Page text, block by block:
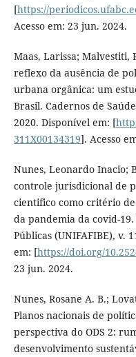
[https://
Acesso em: 23 jun. 2024.
Maas, Larissa; Malvestiti,
reflexo da ausência de
urbana orgânica: um
Brasil. Cadernos de
2020. Disponível em: [
311X00134319]. Acesso
Nunes, Leonardo Inacio;
controle jurisdicional de
cientifico como critério
da pandemia da covid-
Públicas (UNIFAFIBE), v.
em: [https://doi.org/
23 jun. 2024.
Nunes, Rosane A. B.;
Planos nacionais de
perspectiva do ODS 2:
desenvolvimento